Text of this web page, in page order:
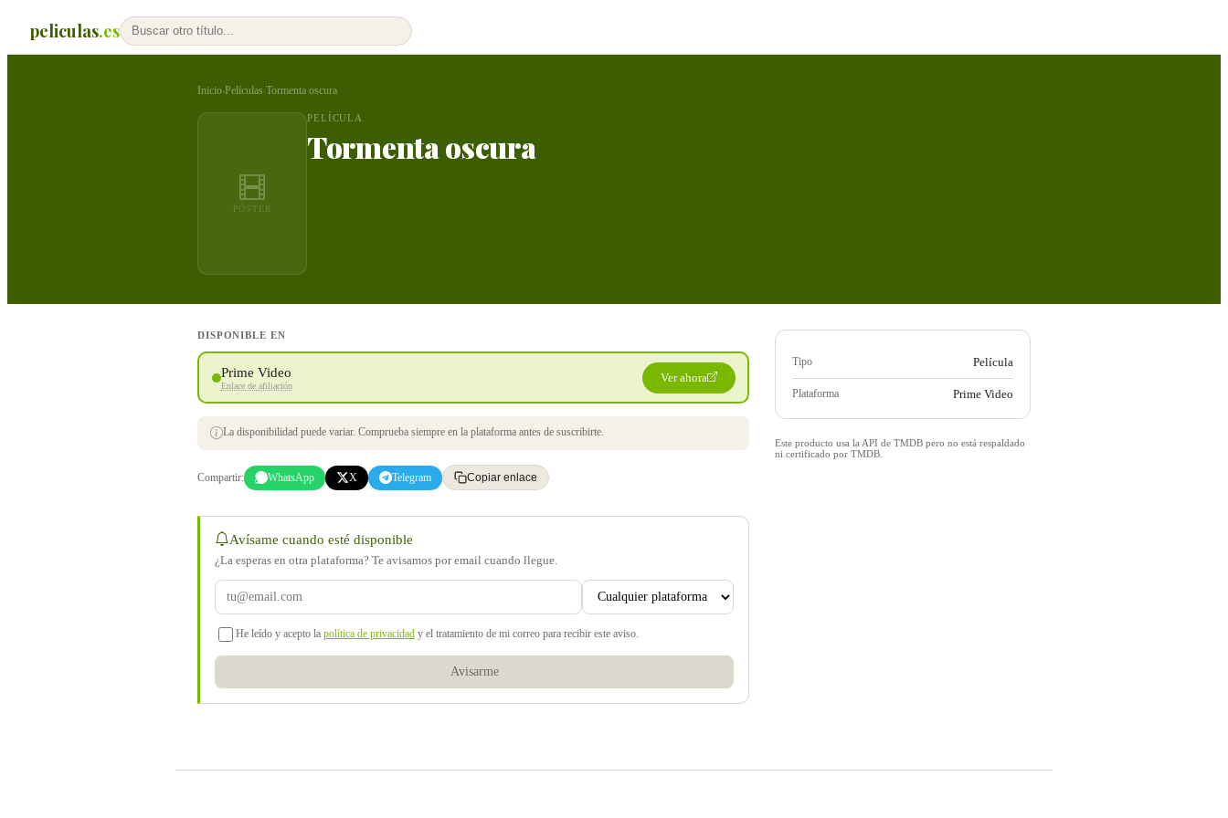
peliculas.es
Inicio›Películas›Tormenta oscura
PÓSTER
PELÍCULA
Tormenta oscura
DISPONIBLE EN
Prime Video
Enlace de afiliación
Ver ahora
La disponibilidad puede variar. Comprueba siempre en la plataforma antes de suscribirte.
Compartir: WhatsApp X Telegram Copiar enlace
Avísame cuando esté disponible
¿La esperas en otra plataforma? Te avisamos por email cuando llegue.
He leído y acepto la política de privacidad y el tratamiento de mi correo para recibir este aviso.
Avisarme
Tipo Película
Plataforma Prime Video
Este producto usa la API de TMDB pero no está respaldado
ni certificado por TMDB.